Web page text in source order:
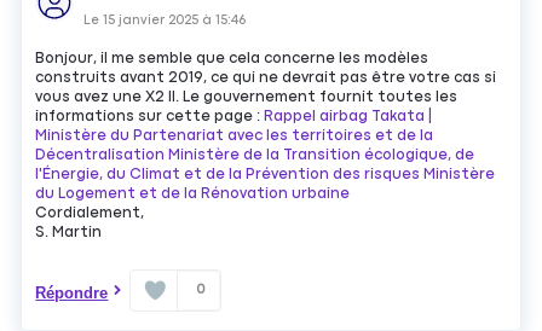
Le15 janvier 2025 à15:46
Bonjour, il me semble que cela concerne les modèles
construits avant 2019, ce qui ne devrait pas être votre cas si
vous avez une X2 II. Le gouvernement fournit toutes les
informations sur cette page : Rappel airbag Takata |
Ministère du Partenariat avec les territoires et de la
Décentralisation Ministère de la Transition écologique, de
l'Énergie, du Climat et de la Prévention des risques Ministère
du Logement et de la Rénovation urbaine
Cordialement,
S. Martin
Répondre 0